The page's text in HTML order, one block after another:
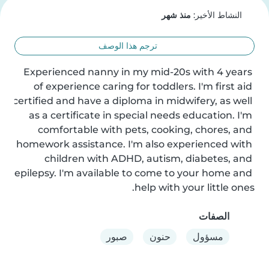
النشاط الأخير: منذ شهر
ترجم هذا الوصف
Experienced nanny in my mid-20s with 4 years
of experience caring for toddlers. I'm first aid
certified and have a diploma in midwifery, as well
as a certificate in special needs education. I'm
comfortable with pets, cooking, chores, and
homework assistance. I'm also experienced with
children with ADHD, autism, diabetes, and
epilepsy. I'm available to come to your home and
help with your little ones.
الصفات
مسؤول
حنون صبور